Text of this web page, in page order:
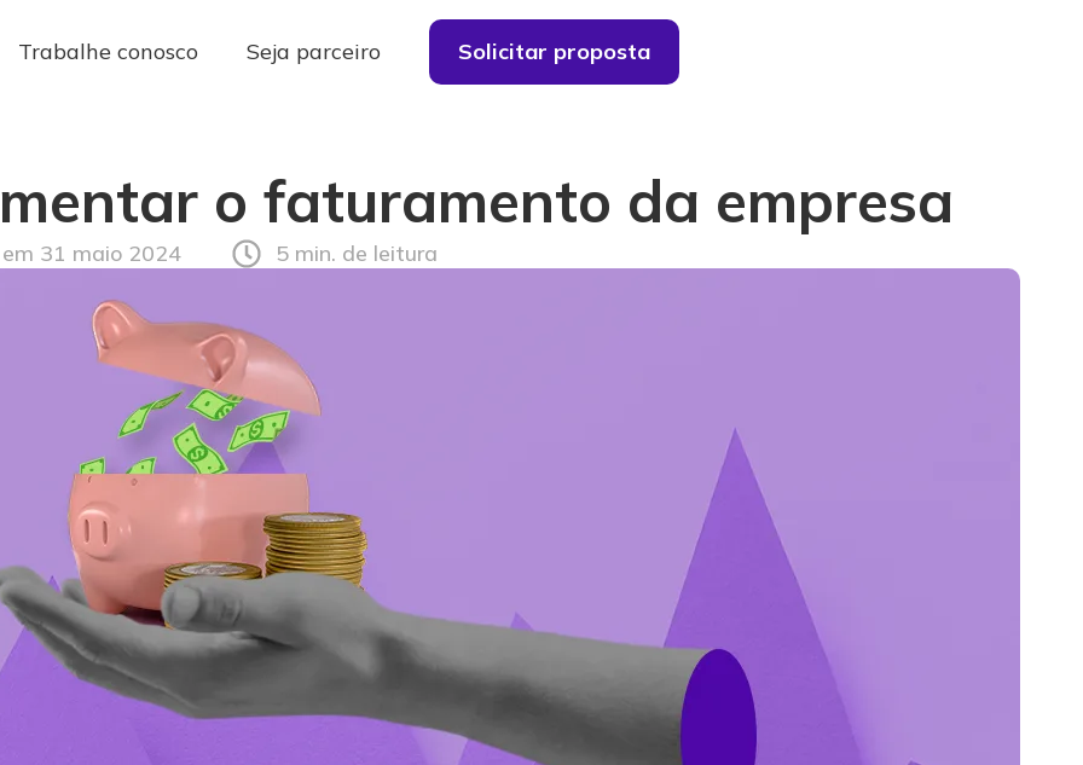
Trabalhe conosco Seja parceiro Solicitar proposta
o faturamento da empresa
31 maio 2024 5 min. de leitura